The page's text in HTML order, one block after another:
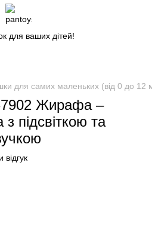
для ваших дітей!
для самих маленьких (від 0 до 12
Жирафа –
підсвіткою та
відгук